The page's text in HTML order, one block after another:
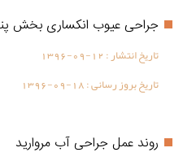
جراحی عیوب انکساری بخش
تاریخ انتشار :1396-09-12
تاریخ بروز رسانی :1396-09-18
روند عمل جراحی آب مروارید